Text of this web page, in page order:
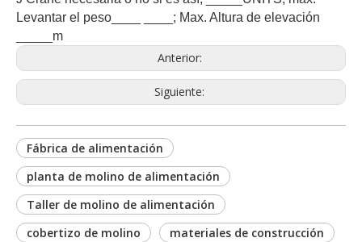
Levantar el peso____ ____; Max. Altura de elevación
_____m
Anterior:
Siguiente:
Fábrica de alimentación
planta de molino de alimentación
Taller de molino de alimentación
cobertizo de molino
materiales de construcción